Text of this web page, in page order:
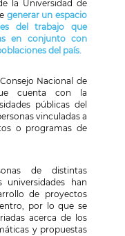
la Universidad de
generar un espacio
del trabajo que
en conjunto con
del país.
Nacional de
cuenta con la
públicas del
vinculadas a
o programas de
de distintas
universidades han
de proyectos
por lo que se
acerca de los
y propuestas